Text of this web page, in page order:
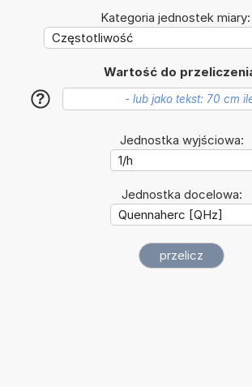
Kategoria jednostek miary:
Wartość do
?
Jednostka wyjściowa:
Jednostka docelowa: